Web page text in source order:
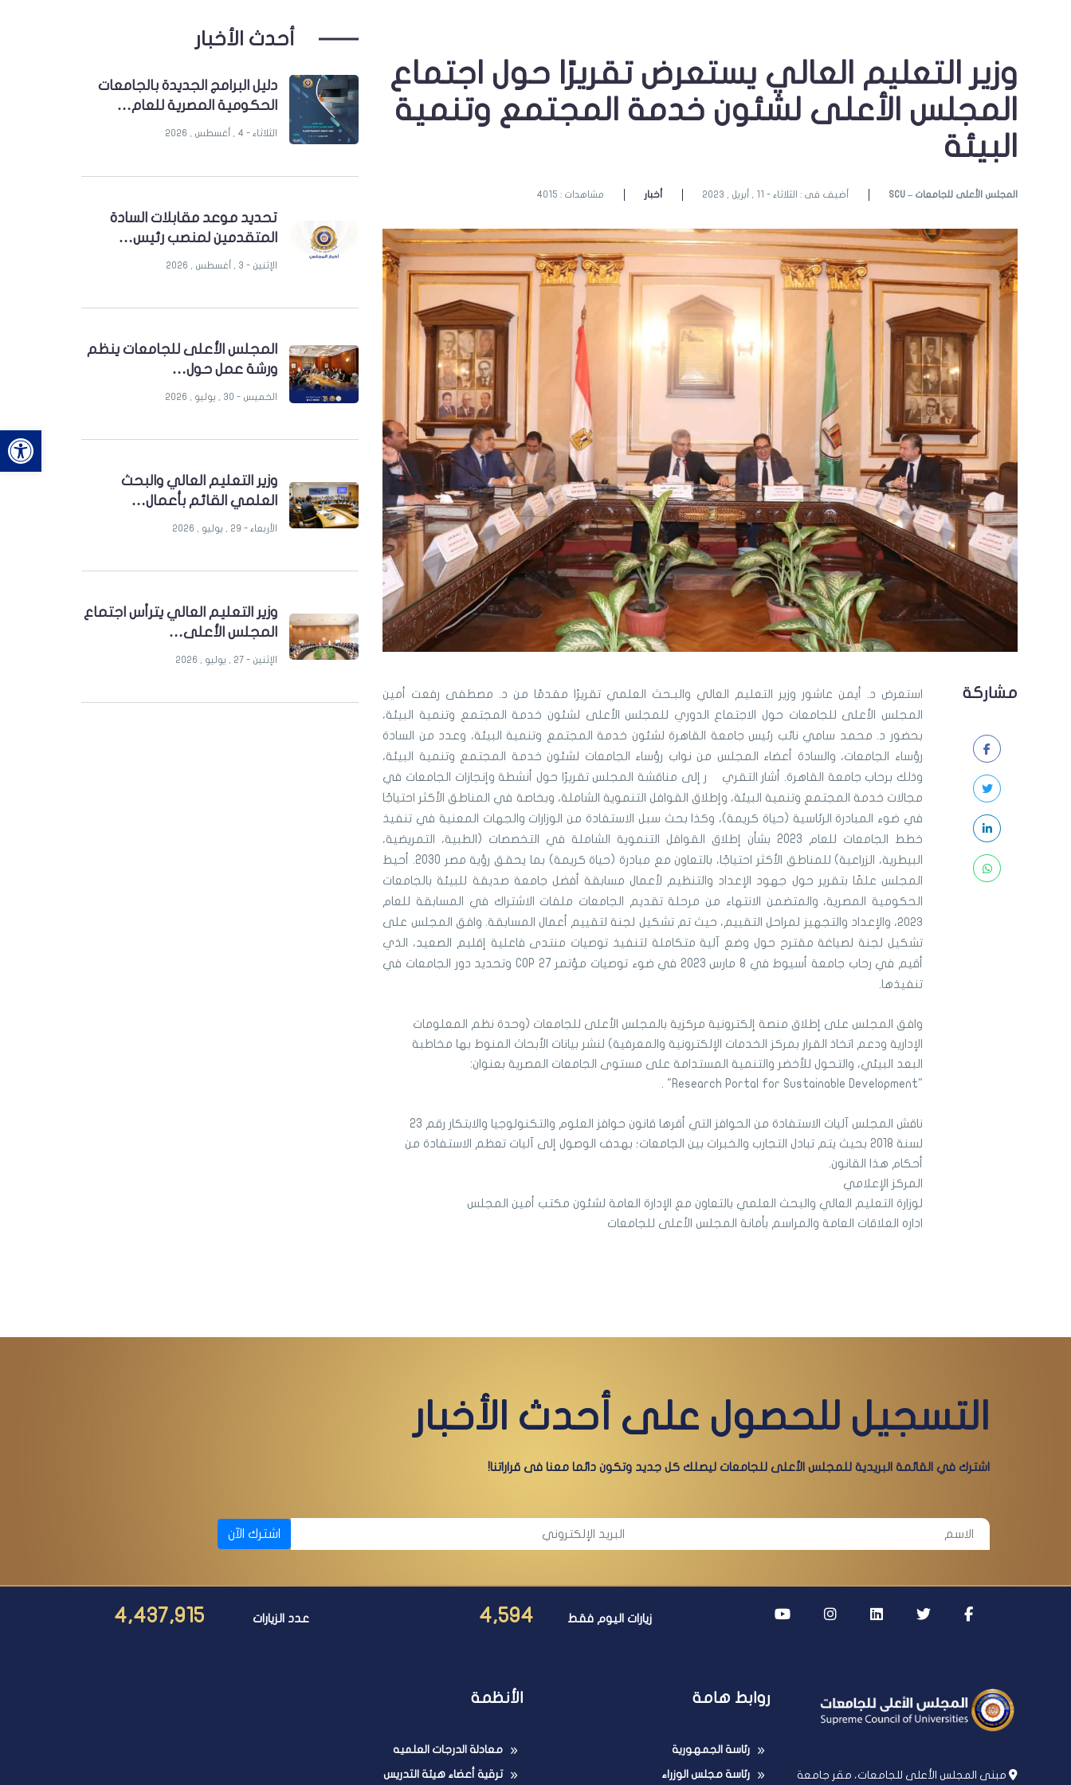
وزير التعليم العالي يستعرض تقريرًا حول اجتماع
المجلس الأعلى لشئون خدمة المجتمع وتنمية
البيئة
SCU – المجلس الأعلى للجامعات أضيف فى : الثلاثاء - 11 , أبريل , 2023 أخبار مشاهدات : 4015
مشاركة
استعرض د. أيمن عاشور وزير التعليم العالي والبـحث العلمي تقريرًا مقدمًا من د. مصطفى رفعت أمين
المجلس الأعلى للجامعات حول الاجتماع الدوري للمجلس الأعلى لشئون خدمة المجتمع وتنمية البيئة،
بحضور د. محمد سامي نائب رئيس جامعة القاهرة لشئون خدمة المجتمع وتنمية البيئة، وعدد من السادة
رؤساء الجامعات، والسادة أعضاء المجلس من نواب رؤساء الجامعات لشئون خدمة المجتمع وتنمية البيئة،
وذلك برحاب جامعة القاهرة. أشار التقري
ر إلى مناقشة المجلس تقريرًا حول أنشطة وإنجازات الجامعات في
مجالات خدمة المجتمع وتنمية البيئة، وإطلاق القوافل التنموية الشاملة، وبخاصة في المناطق الأكثر احتياجًا
في ضوء المبادرة الرئاسية (حياة كريمة)، وكذا بحث سبل الاستفادة من الوزارات والجهات المعنية في تنفيذ
خطط الجامعات للعام 2023 بشأن إطلاق القوافل التنموية الشاملة في التخصصات (الطبية، التمريضية،
البيطرية، الزراعية) للمناطق الأكثر احتياجًا، بالتعاون مع مبادرة (حياة كريمة) بما يحقق رؤية مصر 2030. أحيط
المجلس علمًا بتقرير حول جهود الإعداد والتنظيم لأعمال مسابقة أفضل جامعة صديقة للبيئة بالجامعات
الحكومية المصرية، والمتضمن الانتهاء من مرحلة تقديم الجامعات ملفات الاشتراك في المسابقة للعام
٢٠٢٣، والإعداد والتجهيز لمراحل التقييم، حيث تم تشكيل لجنة لتقييم أعمال المسابقة. وافق المجلس على
تشكيل لجنة لصياغة مقترح حول وضع آلية متكاملة لتنفيذ توصيات منتدى فاعلية إقليم الصعيد، الذي
أقيم في رحاب جامعة أسيوط في 8 مارس 2023 في ضوء توصيات مؤتمر COP 27 وتحديد دور الجامعات في
تنفيذها.
وافق المجلس على إطلاق منصة إلكترونية مركزية بالمجلس الأعلى للجامعات (وحدة نظم المعلومات
الإدارية ودعم اتخاذ القرار بمركز الخدمات الإلكترونية والمعرفية) لنشر بيانات الأبحاث المنوط بها مخاطبة
البعد البيئي، والتحول للأخضر والتنمية المستدامة على مستوى الجامعات المصرية بعنوان:
"Research Portal for Sustainable Development" .
ناقش المجلس آليات الاستفادة من الحوافز التي أقرها قانون حوافز العلوم والتكنولوجيا والابتكار رقم 23
لسنة 2018 بحيث يتم تبادل التجارب والخبرات بين الجامعات؛ بهدف الوصول إلى آليات تعظم الاستفادة من
أحكام هذا القانون.
المركز الإعلامي
لوزارة التعليم العالي والبحث العلمي بالتعاون مع الإدارة العامة لشئون مكتب أمين المجلس
اداره العلاقات العامة والمراسم بأمانة المجلس الأعلى للجامعات
أحدث الأخبار
دليل البرامج الجديدة بالجامعات
الحكومية المصرية للعام…
الثلاثاء - 4 , أغسطس , 2026
تحديد موعد مقابلات السادة
المتقدمين لمنصب رئيس…
الإثنين - 3 , أغسطس , 2026
المجلس الأعلى للجامعات ينظم
ورشة عمل حول…
الخميس - 30 , يوليو , 2026
وزير التعليم العالي والبحث
العلمي القائم بأعمال…
الأربعاء - 29 , يوليو , 2026
وزير التعليم العالي يترأس اجتماع
المجلس الأعلى…
الإثنين - 27 , يوليو , 2026
التسجيل للحصول على أحدث الأخبار
اشترك في القائمة البريدية للمجلس الأعلى للجامعات ليصلك كل جديد وتكون دائما معنا فى قراراتنا!
اشترك الآن
زيارات اليوم فقط 4,594 عدد الزيارات 4,437,915
مبنى المجلس الأعلى للجامعات، مقر جامعة
روابط هامة
رئاسة الجمهورية
رئاسة مجلس الوزراء
الأنظمة
معادلة الدرجات العلميه
ترقية أعضاء هيئة التدريس